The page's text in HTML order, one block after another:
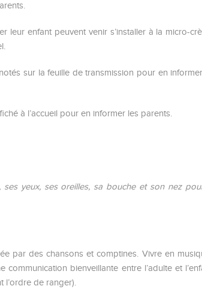
leur enfant peuvent venir s’installer à la micro-
sur la feuille de transmission pour en
à l’accueil pour en informer les parents.
ses yeux, ses oreilles, sa bouche et son nez
par des chansons et comptines. Vivre en
communication bienveillante entre l’adulte et
l’ordre de ranger).